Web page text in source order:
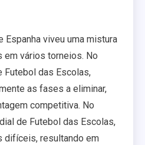
Espanha viveu uma mistura
vários torneios. No
Futebol das Escolas,
as fases a eliminar,
competitiva. No
de Futebol das Escolas,
difíceis, resultando em